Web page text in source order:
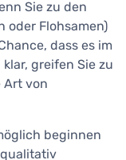
Sie zu den
oder Flohsamen)
dass es im
greifen Sie zu
Art von
beginnen